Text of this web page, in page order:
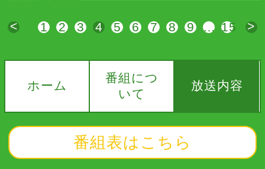
< 1 2 3 4 5 6 7 8 9 … 15 >
ホーム
番組につ
いて
放送内容
番組表はこちら